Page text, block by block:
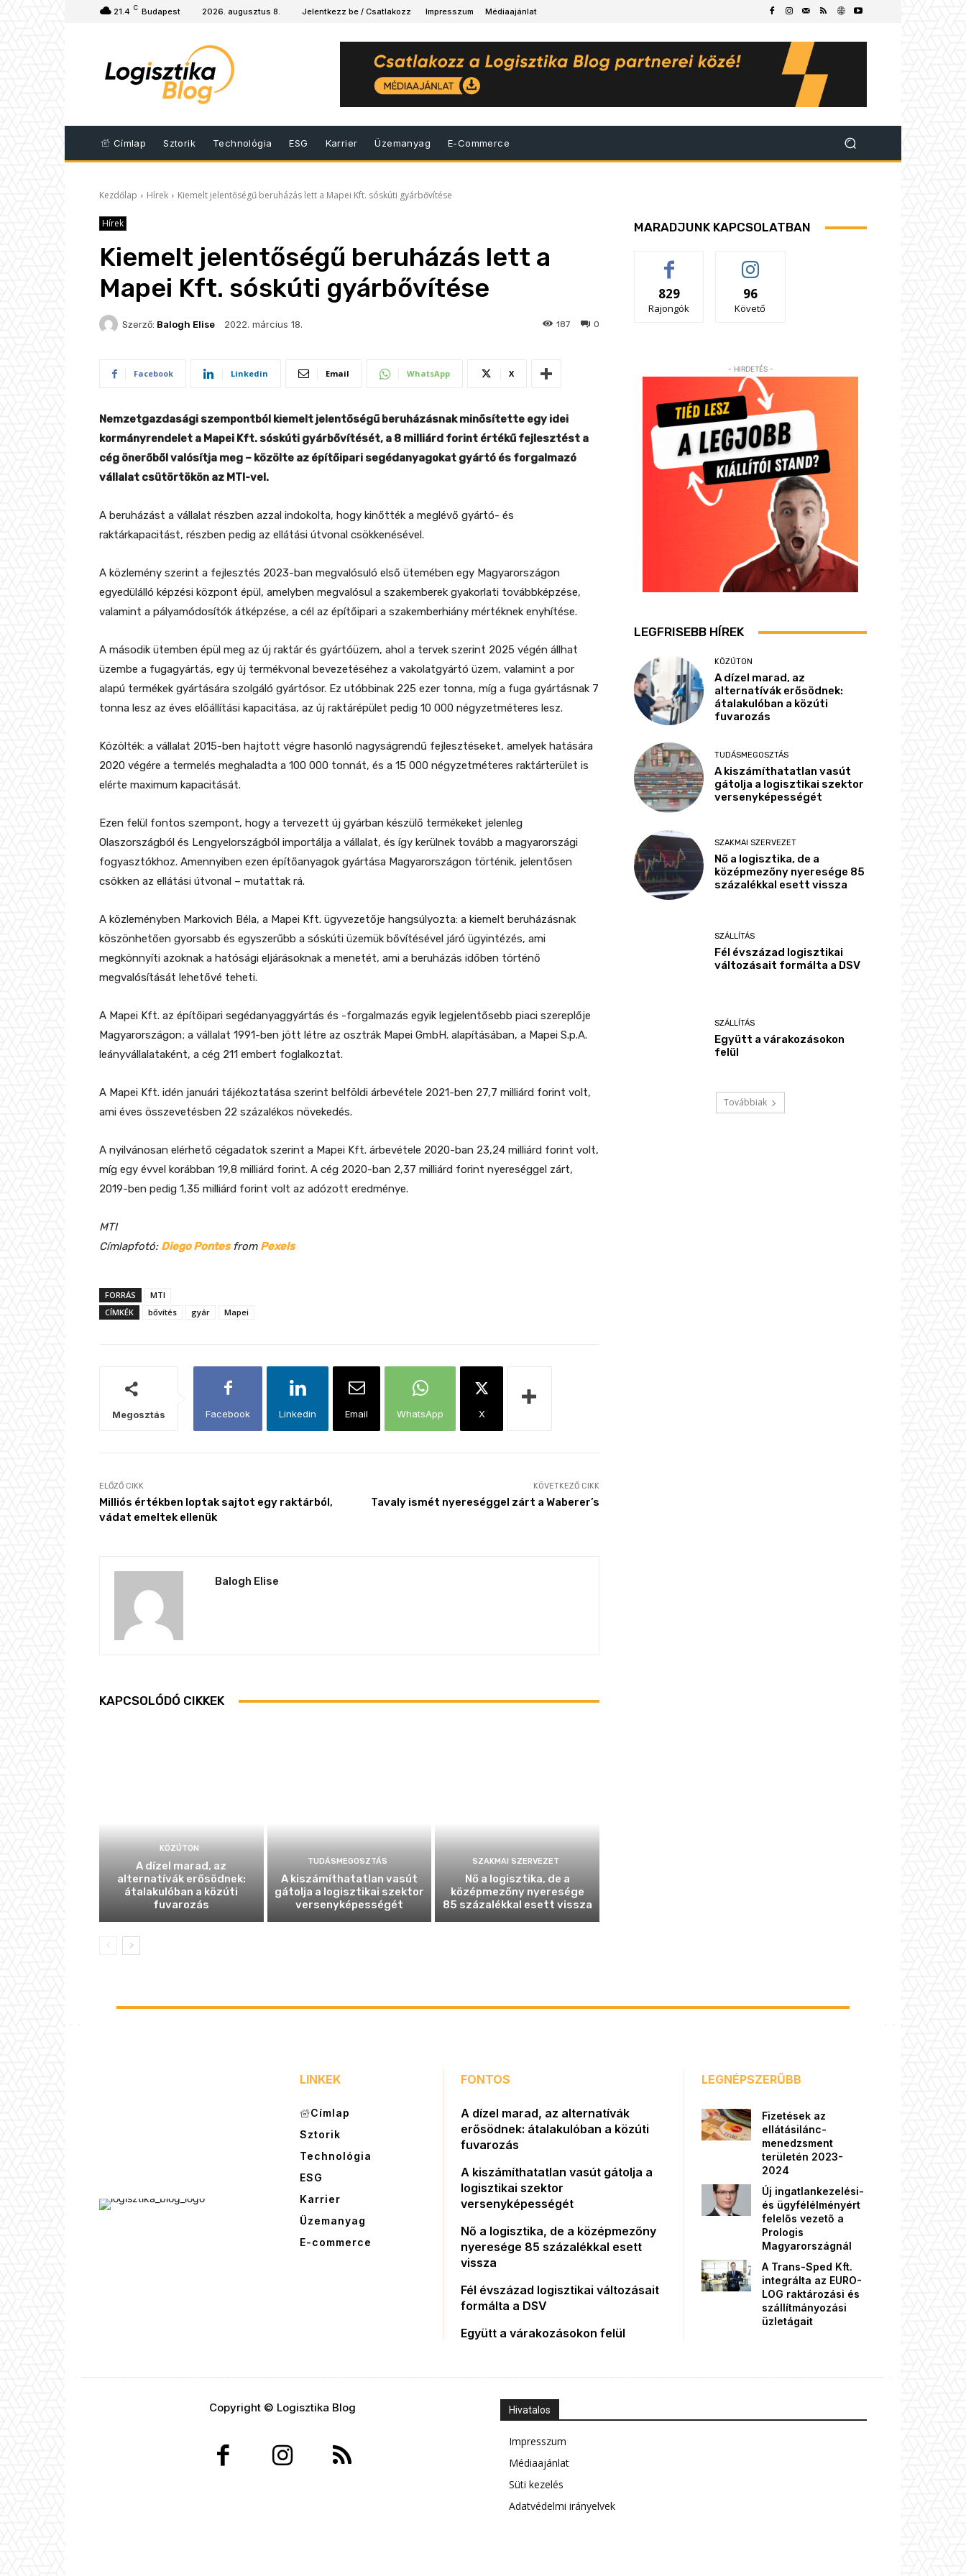
21.4 C Budapest 2026. augusztus 8. Jelentkezz be / Csatlakozz Impresszum Médiaajánlat
Címlap Sztorik Technológia ESG Karrier Üzemanyag E-Commerce
Kezdőlap Hírek Kiemelt jelentőségű beruházás lett a Mapei Kft. sóskúti gyárbővítése
Hírek
Kiemelt jelentőségű beruházás lett a
Mapei Kft. sóskúti gyárbővítése
Szerző: Balogh Elise 2022. március 18. 0
187
Facebook Linkedin Email WhatsApp X
Nemzetgazdasági szempontból kiemelt jelentőségű beruházásnak minősítette egy idei
kormányrendelet a Mapei Kft. sóskúti gyárbővítését, a 8 milliárd forint értékű fejlesztést a
cég önerőből valósítja meg – közölte az építőipari segédanyagokat gyártó és forgalmazó
vállalat csütörtökön az MTI-vel.
A beruházást a vállalat részben azzal indokolta, hogy kinőtték a meglévő gyártó- és
raktárkapacitást, részben pedig az ellátási útvonal csökkenésével.
A közlemény szerint a fejlesztés 2023-ban megvalósuló első ütemében egy Magyarországon
egyedülálló képzési központ épül, amelyben megvalósul a szakemberek gyakorlati továbbképzése,
valamint a pályamódosítók átképzése, a cél az építőipari a szakemberhiány mértéknek enyhítése.
A második ütemben épül meg az új raktár és gyártóüzem, ahol a tervek szerint 2025 végén állhat
üzembe a fugagyártás, egy új termékvonal bevezetéséhez a vakolatgyártó üzem, valamint a por
alapú termékek gyártására szolgáló gyártósor. Ez utóbbinak 225 ezer tonna, míg a fuga gyártásnak 7
tonna lesz az éves előállítási kapacitása, az új raktárépület pedig 10 000 négyzetméteres lesz.
Közölték: a vállalat 2015-ben hajtott végre hasonló nagyságrendű fejlesztéseket, amelyek hatására
2020 végére a termelés meghaladta a 100 000 tonnát, és a 15 000 négyzetméteres raktárterület is
elérte maximum kapacitását.
Ezen felül fontos szempont, hogy a tervezett új gyárban készülő termékeket jelenleg
Olaszországból és Lengyelországból importálja a vállalat, és így kerülnek tovább a magyarországi
fogyasztókhoz. Amennyiben ezen építőanyagok gyártása Magyarországon történik, jelentősen
csökken az ellátási útvonal – mutattak rá.
A közleményben Markovich Béla, a Mapei Kft. ügyvezetője hangsúlyozta: a kiemelt beruházásnak
köszönhetően gyorsabb és egyszerűbb a sóskúti üzemük bővítésével járó ügyintézés, ami
megkönnyíti azoknak a hatósági eljárásoknak a menetét, ami a beruházás időben történő
megvalósítását lehetővé teheti.
A Mapei Kft. az építőipari segédanyaggyártás és -forgalmazás egyik legjelentősebb piaci szereplője
Magyarországon; a vállalat 1991-ben jött létre az osztrák Mapei GmbH. alapításában, a Mapei S.p.A.
leányvállalataként, a cég 211 embert foglalkoztat.
A Mapei Kft. idén januári tájékoztatása szerint belföldi árbevétele 2021-ben 27,7 milliárd forint volt,
ami éves összevetésben 22 százalékos növekedés.
A nyilvánosan elérhető cégadatok szerint a Mapei Kft. árbevétele 2020-ban 23,24 milliárd forint volt,
míg egy évvel korábban 19,8 milliárd forint. A cég 2020-ban 2,37 milliárd forint nyereséggel zárt,
2019-ben pedig 1,35 milliárd forint volt az adózott eredménye.
MTI
Címlapfotó: Diego Pontesfrom Pexels
FORRÁS
MTI
CÍMKÉK
bővítés gyár Mapei
Megosztás Facebook Linkedin Email WhatsApp X
ELŐZŐ CIKK
Milliós értékben loptak sajtot egy raktárból,
vádat emeltek ellenük
KÖVETKEZŐ CIKK
Tavaly ismét nyereséggel zárt a Waberer’s
Balogh Elise
KAPCSOLÓDÓ CIKKEK
KÖZÚTON
A dízel marad, az
alternatívák erősödnek:
átalakulóban a közúti
fuvarozás
TUDÁSMEGOSZTÁS
A kiszámíthatatlan vasút
gátolja a logisztikai szektor
versenyképességét
SZAKMAI SZERVEZET
Nő a logisztika, de a
középmezőny nyeresége
85 százalékkal esett vissza
MARADJUNK KAPCSOLATBAN
829
Rajongók
96
Követő
- HIRDETÉS -
LEGFRISEBB HÍREK
KÖZÚTON
A dízel marad, az
alternatívák erősödnek:
átalakulóban a közúti
fuvarozás
TUDÁSMEGOSZTÁS
A kiszámíthatatlan vasút
gátolja a logisztikai szektor
versenyképességét
SZAKMAI SZERVEZET
Nő a logisztika, de a
középmezőny nyeresége 85
százalékkal esett vissza
SZÁLLÍTÁS
Fél évszázad logisztikai
változásait formálta a DSV
SZÁLLÍTÁS
Együtt a várakozásokon
felül
Továbbiak
LINKEK
Címlap
Sztorik
Technológia
ESG
Karrier
Üzemanyag
E-commerce
FONTOS
A dízel marad, az alternatívák
erősödnek: átalakulóban a közúti
fuvarozás
A kiszámíthatatlan vasút gátolja a
logisztikai szektor
versenyképességét
Nő a logisztika, de a középmezőny
nyeresége 85 százalékkal esett
vissza
Fél évszázad logisztikai változásait
formálta a DSV
Együtt a várakozásokon felül
LEGNÉPSZERŰBB
Fizetések az
ellátásilánc-
menedzsment
területén 2023-
2024
Új ingatlankezelési-
és ügyfélélményért
felelős vezető a
Prologis
Magyarországnál
A Trans-Sped Kft.
integrálta az EURO-
LOG raktározási és
szállítmányozási
üzletágait
Copyright © Logisztika Blog Hivatalos
Impresszum
Médiaajánlat
Süti kezelés
Adatvédelmi irányelvek